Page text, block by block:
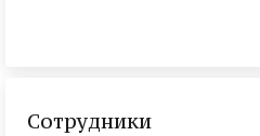
Сотрудники